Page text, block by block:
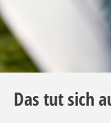
Das tut sich